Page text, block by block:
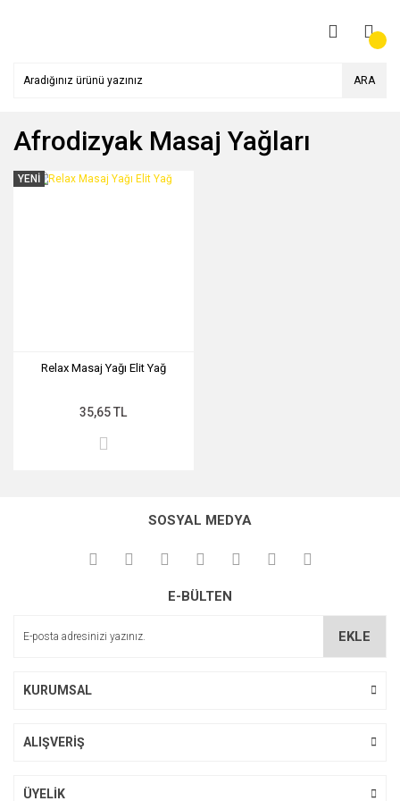
ARA
Afrodizyak Masaj Yağları
YENİ
Relax Masaj Yağı Elit Yağ
35,65 TL
SOSYAL MEDYA
E-BÜLTEN
EKLE
KURUMSAL
ALIŞVERİŞ
ÜYELİK